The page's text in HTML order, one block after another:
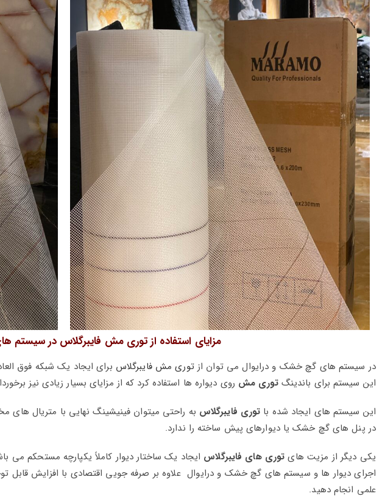
مزایای استفاده از توری مش فایبرگلاس در سیستم
در سیستم های گچ خشک و درایوال می توان ازتوری مش فایبرگلاس برای ایجاد یک شبکه فوق
این سیستم برای باندینگتوری مش روی دیواره ها استفاده کرد که از مزایای بسیار زیادی نیز
این سیستم های ایجاد شده با توری فایبرگلاس به راحتی میتوان فینیشینگ نهایی با متریال های
در پنل های گچ خشک یا دیوارهای پیش ساخته را ندارد.
یکی دیگر از مزیت های توری های فایبرگلاس ایجاد یک ساختار دیوار کاملاً یکپارچه مستحکم می
اجرای دیوار ها و سیستم های گچ خشک و درایوال علاوه بر صرفه جویی اقتصادی با افزایش قابل
علمی انجام دهید.